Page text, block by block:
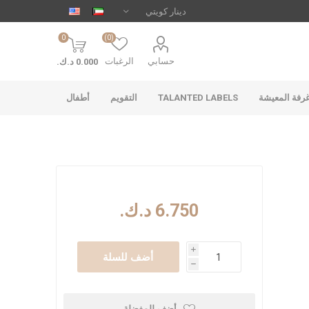
حسابي الرغبات
(0)
0
0.000 د.ك.‏
المعيشة TALANTED LABELS التقويم أطفال
6.750 د.ك.‏
i
h
أضف للسلة